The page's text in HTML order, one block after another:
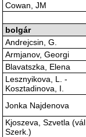
Cowan, JM
bolgár
Andrejcsin, G.
Armjanov, Georgi
Blavatszka, Elena
Lesznyikova, L. -
Kosztadinova, I.
Jonka Najdenova
Kjoszeva, Szvetla (vál.
Szerk.)